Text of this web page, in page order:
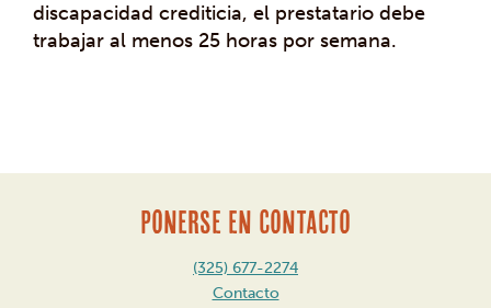
discapacidad crediticia, el prestatario debe
trabajar al menos 25 horas por semana.
navegación
PONERSE EN CONTACTO
(325) 677-2274
Contacto